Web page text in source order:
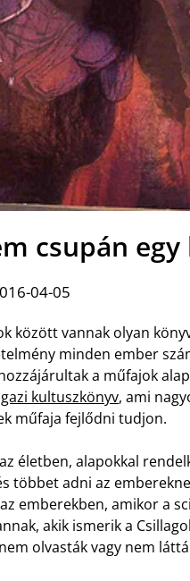
csupán egy
04-05
között vannak olyan
minden ember
a műfajok
kultuszkönyv, ami
műfaja fejlődni tudjon.
életben, alapokkal
többet adni az
emberekben, amikor a
akik ismerik a
olvasták vagy nem